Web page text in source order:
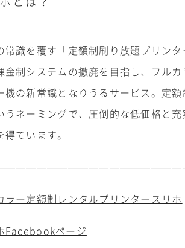
常識を覆す「定額制刷り放題プリンタ
金制システムの撤廃を目指し、フル
機の新常識となりうるサービス。定
うネーミングで、圧倒的な低価格と
得ています。
ラー定額制レンタルプリンタースリホ
Facebookページ